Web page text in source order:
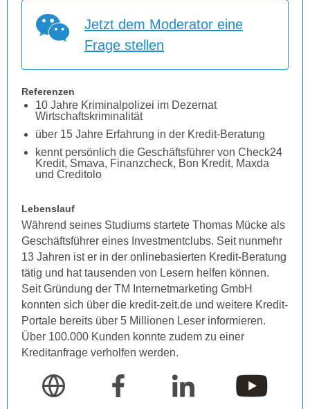
Jetzt dem Moderator eine
Frage stellen
Referenzen
10 Jahre Kriminalpolizei im Dezernat
Wirtschaftskriminalität
über 15 Jahre Erfahrung in der Kredit-Beratung
kennt persönlich die Geschäftsführer von Check24
Kredit, Smava, Finanzcheck, Bon Kredit, Maxda
und Creditolo
Lebenslauf
Während seines Studiums startete Thomas Mücke als
Geschäftsführer eines Investmentclubs. Seit nunmehr
13 Jahren ist er in der onlinebasierten Kredit-Beratung
tätig und hat tausenden von Lesern helfen können.
Seit Gründung der TM Internetmarketing GmbH
konnten sich über die kredit-zeit.de und weitere Kredit-
Portale bereits über 5 Millionen Leser informieren.
Über 100.000 Kunden konnte zudem zu einer
Kreditanfrage verholfen werden.